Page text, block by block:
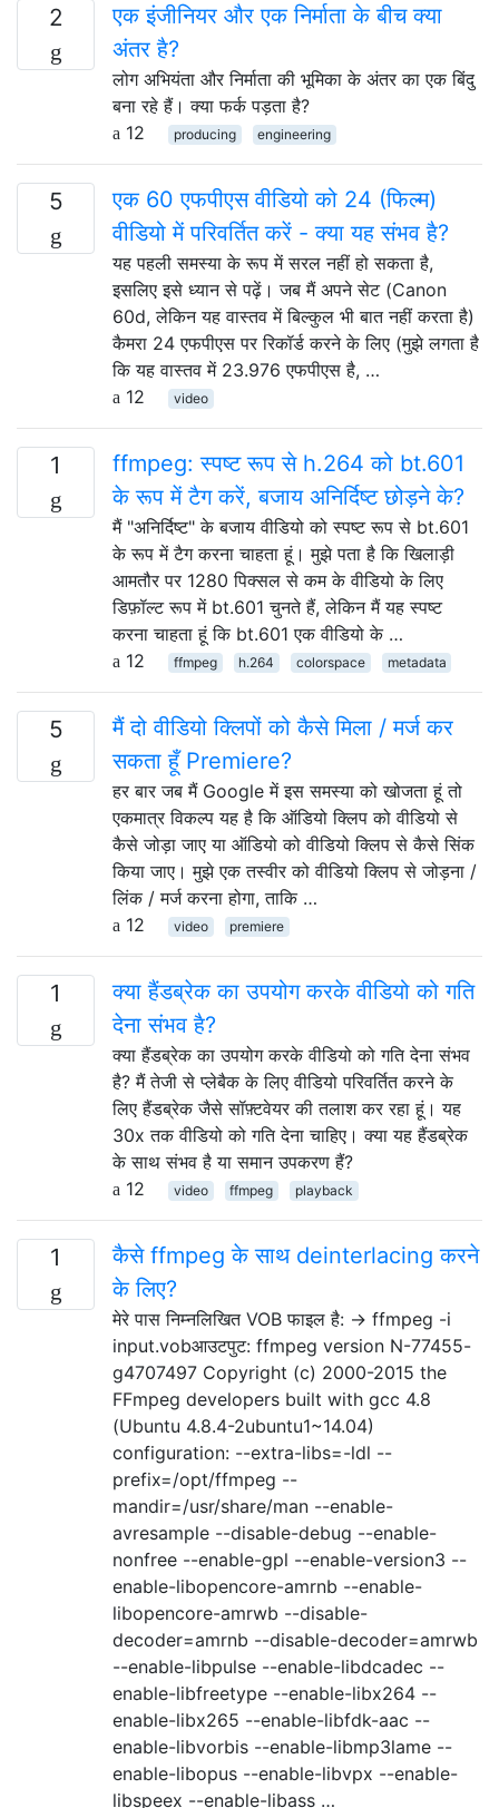
2
एक इंजीनियर और एक निर्माता के बीच क्या
अंतर है?
लोग अभियंता और निर्माता की भूमिका के अंतर का एक बिंदु
बना रहे हैं। क्या फर्क पड़ता है?
12
producing engineering
5
एक 60 एफपीएस वीडियो को 24 (फिल्म)
वीडियो में परिवर्तित करें - क्या यह संभव है?
यह पहली समस्या के रूप में सरल नहीं हो सकता है,
इसलिए इसे ध्यान से पढ़ें। जब मैं अपने सेट (Canon
60d, लेकिन यह वास्तव में बिल्कुल भी बात नहीं करता है)
कैमरा 24 एफपीएस पर रिकॉर्ड करने के लिए (मुझे लगता है
कि यह वास्तव में 23.976 एफपीएस है, …
12
video
1
ffmpeg: स्पष्ट रूप से h.264 को bt.601
के रूप में टैग करें, बजाय अनिर्दिष्ट छोड़ने के?
मैं "अनिर्दिष्ट" के बजाय वीडियो को स्पष्ट रूप से bt.601
के रूप में टैग करना चाहता हूं। मुझे पता है कि खिलाड़ी
आमतौर पर 1280 पिक्सल से कम के वीडियो के लिए
डिफ़ॉल्ट रूप में bt.601 चुनते हैं, लेकिन मैं यह स्पष्ट
करना चाहता हूं कि bt.601 एक वीडियो के …
12
ffmpeg h.264 colorspace metadata
5
मैं दो वीडियो क्लिपों को कैसे मिला / मर्ज कर
सकता हूँ Premiere?
हर बार जब मैं Google में इस समस्या को खोजता हूं तो
एकमात्र विकल्प यह है कि ऑडियो क्लिप को वीडियो से
कैसे जोड़ा जाए या ऑडियो को वीडियो क्लिप से कैसे सिंक
किया जाए। मुझे एक तस्वीर को वीडियो क्लिप से जोड़ना /
लिंक / मर्ज करना होगा, ताकि …
12
video premiere
1
क्या हैंडब्रेक का उपयोग करके वीडियो को गति
देना संभव है?
क्या हैंडब्रेक का उपयोग करके वीडियो को गति देना संभव
है? मैं तेजी से प्लेबैक के लिए वीडियो परिवर्तित करने के
लिए हैंडब्रेक जैसे सॉफ़्टवेयर की तलाश कर रहा हूं। यह
30x तक वीडियो को गति देना चाहिए। क्या यह हैंडब्रेक
के साथ संभव है या समान उपकरण हैं?
12
video ffmpeg playback
1
कैसे ffmpeg के साथ deinterlacing करने
के लिए?
मेरे पास निम्नलिखित VOB फाइल है: → ffmpeg -i
input.vobआउटपुट: ffmpeg version N-77455-
g4707497 Copyright (c) 2000-2015 the
FFmpeg developers built with gcc 4.8
(Ubuntu 4.8.4-2ubuntu1~14.04)
configuration: --extra-libs=-ldl --
prefix=/opt/ffmpeg --
mandir=/usr/share/man --enable-
avresample --disable-debug --enable-
nonfree --enable-gpl --enable-version3 --
enable-libopencore-amrnb --enable-
libopencore-amrwb --disable-
decoder=amrnb --disable-decoder=amrwb
--enable-libpulse --enable-libdcadec --
enable-libfreetype --enable-libx264 --
enable-libx265 --enable-libfdk-aac --
enable-libvorbis --enable-libmp3lame --
enable-libopus --enable-libvpx --enable-
libspeex --enable-libass …